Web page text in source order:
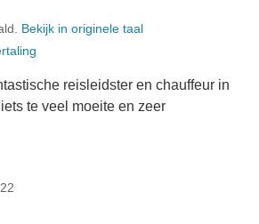
Bekijk in originele taal
reisleidster en chauffeur in
te veel moeite en zeer